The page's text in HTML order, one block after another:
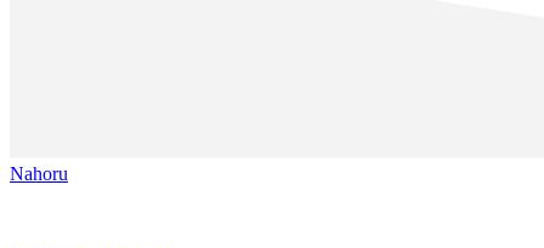
Nahoru